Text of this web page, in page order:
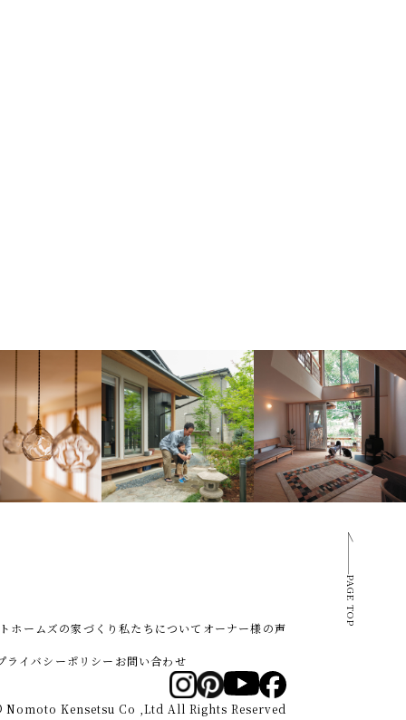
ホームズの家づくり私たちについて オーナー様の声
ライバシーポリシー お問い合わせ
Kensetsu Co ,Ltd All Rights Reserved
PAGE TOP